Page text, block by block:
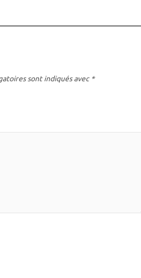
sont indiqués avec *